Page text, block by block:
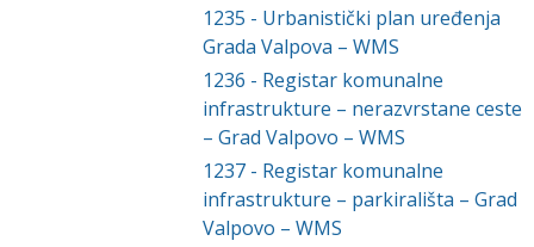
1235 - Urbanistički plan uređenja
Grada Valpova – WMS
1236 - Registar komunalne
infrastrukture – nerazvrstane ceste
– Grad Valpovo – WMS
1237 - Registar komunalne
infrastrukture – parkirališta – Grad
Valpovo – WMS